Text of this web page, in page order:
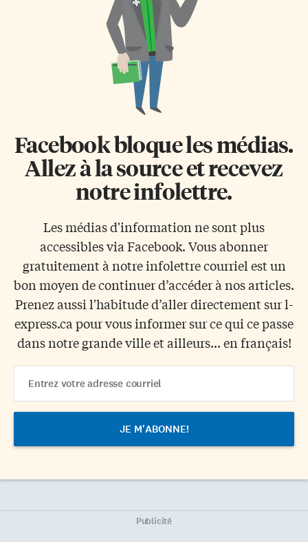
Facebook bloque les médias.
Allez à la source et recevez
notre infolettre.
Les médias d'information ne sont plus
accessibles via Facebook. Vous abonner
gratuitement à notre infolettre courriel est un
bon moyen de continuer d’accéder à nos articles.
Prenez aussi l'habitude d’aller directement sur l-
express.ca pour vous informer sur ce qui ce passe
dans notre grande ville et ailleurs... en français!
Address
Publicité